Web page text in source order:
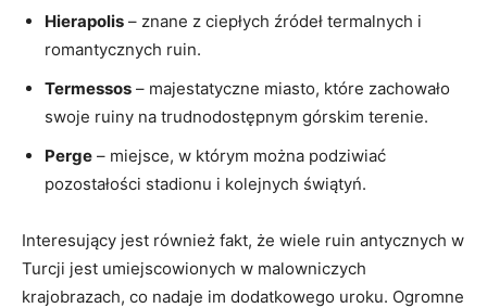
Hierapolis – znane z ciepłych źródeł termalnych i
romantycznych ruin.
Termessos – majestatyczne miasto, które zachowało
swoje ruiny na trudnodostępnym górskim terenie.
Perge – miejsce, w którym można podziwiać
pozostałości stadionu i kolejnych świątyń.
Interesujący jest również fakt, że wiele ruin antycznych w
Turcji jest umiejscowionych w malowniczych
krajobrazach, co nadaje im dodatkowego uroku. Ogromne